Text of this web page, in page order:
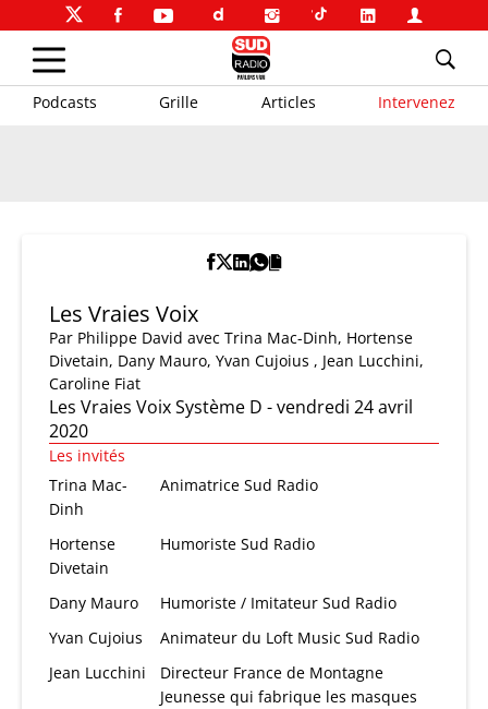
Podcasts Grille Articles Intervenez
Les Vraies Voix
Par Philippe David avec Trina Mac-Dinh, Hortense
Divetain, Dany Mauro, Yvan Cujoius , Jean Lucchini,
Caroline Fiat
Les Vraies Voix Système D - vendredi 24 avril
2020
Les invités
Trina Mac-
Dinh
Animatrice Sud Radio
Hortense
Divetain
Humoriste Sud Radio
Dany Mauro
Humoriste / Imitateur Sud Radio
Yvan Cujoius
Animateur du Loft Music Sud Radio
Jean Lucchini
Directeur France de Montagne
Jeunesse qui fabrique les masques